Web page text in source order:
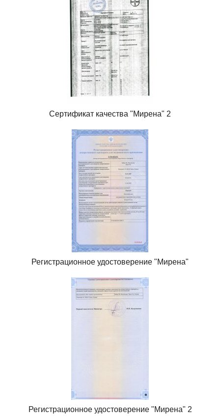
Сертификат качества "Мирена" 2
Регистрационное удостоверение "Мирена"
Регистрационное удостоверение "Мирена" 2